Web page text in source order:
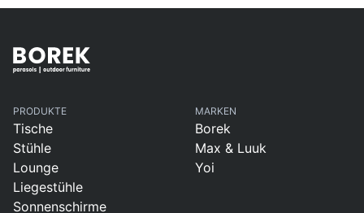
PRODUKTE
Tische
Stühle
Lounge
Liegestühle
Sonnenschirme
MARKEN
Borek
Max & Luuk
Yoi